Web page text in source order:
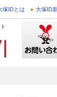
塚IDとは 大塚ID